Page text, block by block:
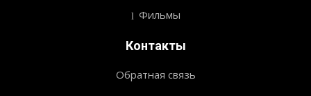
Фильмы
Контакты
Обратная связь